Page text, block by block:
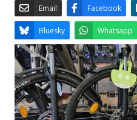
Email